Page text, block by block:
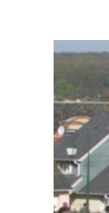
contenu